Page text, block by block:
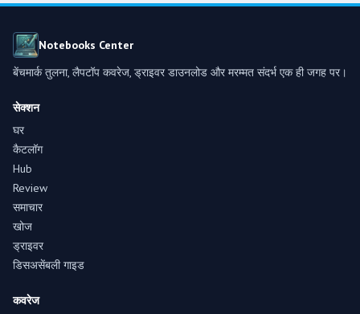
Notebooks Center
बेंचमार्क तुलना, लैपटॉप कवरेज, ड्राइवर डाउनलोड और मरम्मत संदर्भ एक ही जगह पर।
सेक्शन
घर
कैटलॉग
Hub
Review
समाचार
खोज
ड्राइवर
डिसअसेंबली गाइड
कवरेज